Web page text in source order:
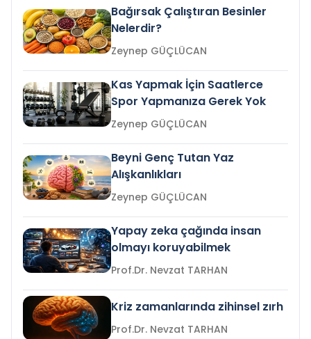
Bağırsak Çalıştıran Besinler
Nelerdir?
Zeynep GÜÇLÜCAN
Kas Yapmak İçin Saatlerce
Spor Yapmanıza Gerek Yok
Zeynep GÜÇLÜCAN
Beyni Genç Tutan Yaz
Alışkanlıkları
Zeynep GÜÇLÜCAN
Yapay zeka çağında insan
olmayı koruyabilmek
Prof.Dr. Nevzat TARHAN
Kriz zamanlarında zihinsel zırh
Prof.Dr. Nevzat TARHAN